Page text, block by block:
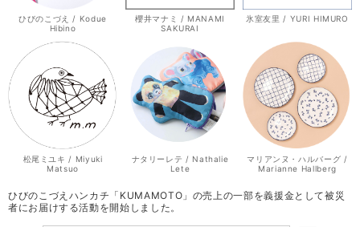
ひびのこづえ / Kodue
Hibino
櫻井マナミ / MANAMI
SAKURAI
氷室友里 / YURI HIMURO
松尾ミユキ / Miyuki
Matsuo
ナタリーレテ / Nathalie
Lete
マリアンヌ・ハルバーグ /
Marianne Hallberg
ひびのこづえハンカチ「KUMAMOTO」の売上の一部を義援金として被災
者にお届けする活動を開始しました。